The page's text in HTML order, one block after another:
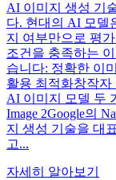
AI 이미지 생성 기
다. 현대의 AI 모델
지 여부만으로 평
조건을 충족하는
습니다: 정확한 이
활용 최적화창작
AI 이미지 모델 두
Image 2Google의
지 생성 기술을 대
고...
자세히 알아보기